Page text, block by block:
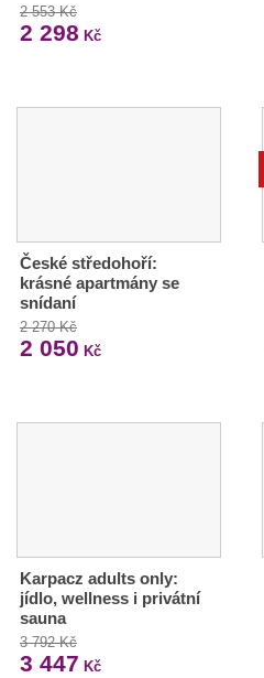
2 553 Kč
2 298 Kč
České středohoří:
krásné apartmány se
snídaní
2 270 Kč
2 050 Kč
Karpacz adults only:
jídlo, wellness i privátní
sauna
3 792 Kč
3 447 Kč